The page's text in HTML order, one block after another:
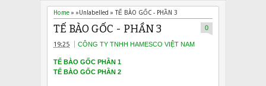
Home » »Unlabelled » TẾ BÀO GỐC - PHẦN 3
TẾ BÀO GỐC - PHẦN 3
19:25 CÔNG TY TNHH HAMESCO VIỆT NAM
0
TẾ BÀO GỐC PHẦN 1
TẾ BÀO GỐC PHẦN 2